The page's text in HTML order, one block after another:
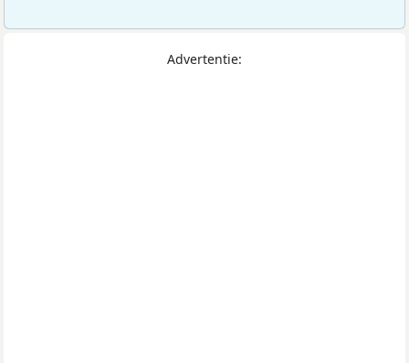
Advertentie: